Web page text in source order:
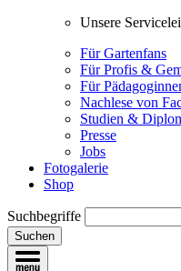
Unsere
Für Gartenfans
Für Profis &
Für
Nachlese von
Studien &
Presse
Jobs
Fotogalerie
Shop
Suchbegriffe
Suchen